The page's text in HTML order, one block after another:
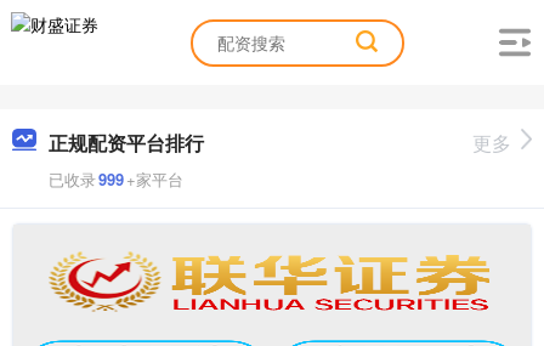
正规配资平台排行
已收录999+家平台
更多